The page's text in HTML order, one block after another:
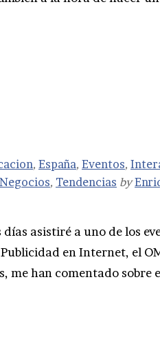
, España, Eventos,
, Tendencias by
asistiré a uno de los
en Internet, el
me han comentado sobre